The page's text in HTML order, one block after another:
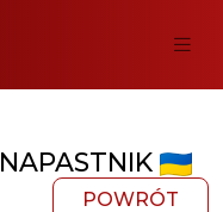
NAPASTNIK
POWRÓT